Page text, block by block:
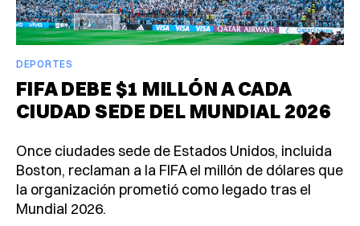
DEPORTES
FIFA DEBE $1 MILLÓN A CADA
CIUDAD SEDE DEL MUNDIAL 2026
Once ciudades sede de Estados Unidos, incluida
Boston, reclaman a la FIFA el millón de dólares que
la organización prometió como legado tras el
Mundial 2026.